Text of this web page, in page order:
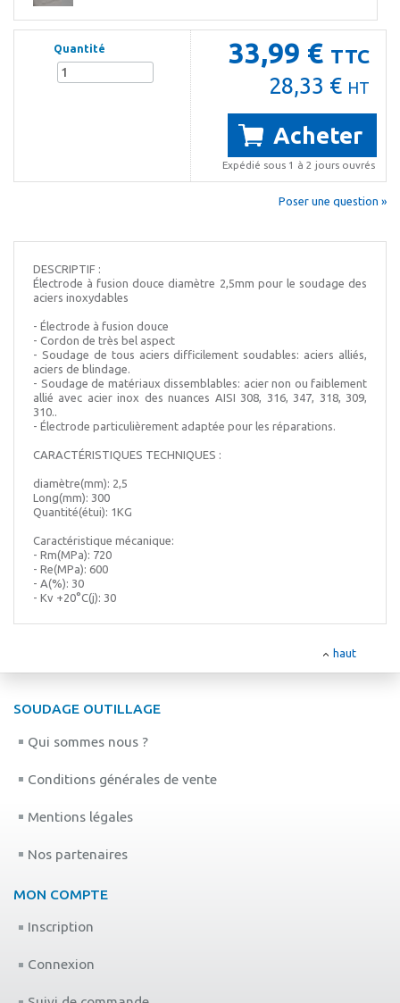
33,99 € TTC
28,33 € HT
Acheter
Expédié sous 1 à 2 jours ouvrés
Quantité
Poser une question »
DESCRIPTIF :
Électrode à fusion douce diamètre 2,5mm pour le soudage des
aciers inoxydables
- Électrode à fusion douce
- Cordon de très bel aspect
- Soudage de tous aciers difficilement soudables: aciers alliés,
aciers de blindage.
- Soudage de matériaux dissemblables: acier non ou faiblement
allié avec acier inox des nuances AISI 308, 316, 347, 318, 309,
310..
- Électrode particulièrement adaptée pour les réparations.
CARACTÉRISTIQUES TECHNIQUES :
diamètre(mm): 2,5
Long(mm): 300
Quantité(étui): 1KG
Caractéristique mécanique:
- Rm(MPa): 720
- Re(MPa): 600
- A(%): 30
- Kv +20°C(j): 30
haut
SOUDAGE OUTILLAGE
Qui sommes nous ?
Conditions générales de vente
Mentions légales
Nos partenaires
MON COMPTE
Inscription
Connexion